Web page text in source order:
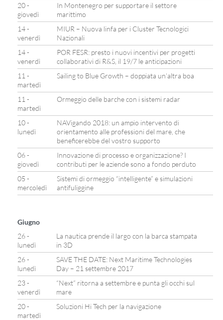
20 -
giovedì
In Montenegro per supportare il settore
marittimo
14 -
venerdì
MIUR – Nuova linfa per i Cluster Tecnologici
Nazionali
14 -
venerdì
POR FESR: presto i nuovi incentivi per progetti
collaborativi di R&S, il 19/7 le anticipazioni
11 -
martedì
Sailing to Blue Growth – doppiata un’altra boa
11 -
martedì
Ormeggio delle barche con i sistemi radar
10 -
lunedì
NAVigando 2018: un ampio intervento di
orientamento alle professioni del mare, che
beneficerebbe del vostro supporto
06 -
giovedì
Innovazione di processo e organizzazione? I
contributi per le aziende sono a fondo perduto
05 -
mercoledì
Sistemi di ormeggio “intelligente” e simulazioni
antifuliggine
Giugno
26 -
lunedì
La nautica prende il largo con la barca stampata
in 3D
26 -
lunedì
SAVE THE DATE: Next Maritime Technologies
Day – 21 settembre 2017
23 -
venerdì
“Next” ritorna a settembre e punta gli occhi sul
mare
20 -
martedì
Soluzioni Hi Tech per la navigazione